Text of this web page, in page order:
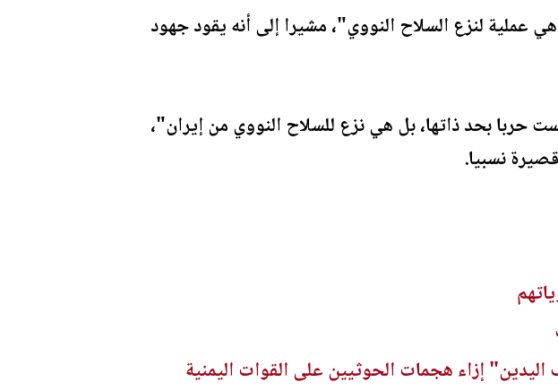
عملية لنزع السلاح النووي"، مشيرا إلى أنه يقود جهود
حربا بحد ذاتها، بل هي نزع للسلاح النووي من إيران"،
إزاء هجمات الحوثيين على القوات اليمنية